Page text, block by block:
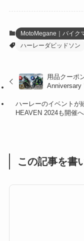
(47)
(1)
(16)
MotoMegane｜バイク
ハーレーダビッドソン
用品クーポ
Anniversary
ハーレーのイベント
HEAVEN 2024も開催
この記事を書